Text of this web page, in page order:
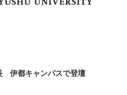
伊都キャンパスで登壇